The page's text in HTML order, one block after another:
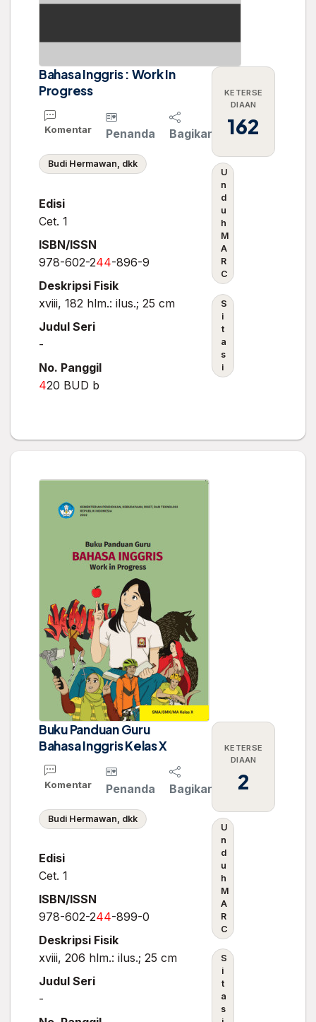
Bahasa Inggris : Work In
Progress
Komentar Penanda Bagikan
Budi Hermawan, dkk
Edisi
Cet. 1
ISBN/ISSN
978-602-244-896-9
Deskripsi Fisik
xviii, 182 hlm.: ilus.; 25 cm
Judul Seri
-
No. Panggil
420 BUD b
KETERSE
DIAAN
162
U
n
d
u
h
M
A
R
C
S
i
t
a
s
i
Buku Panduan Guru
Bahasa Inggris Kelas X
Komentar Penanda Bagikan
Budi Hermawan, dkk
Edisi
Cet. 1
ISBN/ISSN
978-602-244-899-0
Deskripsi Fisik
xviii, 206 hlm.: ilus.; 25 cm
Judul Seri
-
KETERSE
DIAAN
2
U
n
d
u
h
M
A
R
C
S
i
t
a
s